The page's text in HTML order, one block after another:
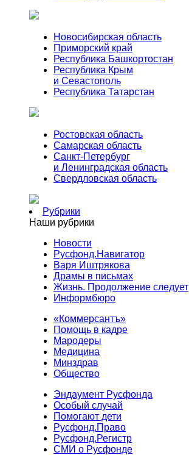
Новосибирская область
Приморский край
Республика Башкортостан
Республика Крым
и Севастополь
Республика Татарстан
Ростовская область
Самарская область
Санкт-Петербург
и Ленинградская область
Свердловская область
Рубрики
Наши рубрики
Новости
Русфонд.Навигатор
Варя Иштрякова
Драмы в письмах
Жизнь. Продолжение следует
Информбюро
«Коммерсантъ»
Помощь в кадре
Мародеры
Медицина
Минздрав
Общество
Эндаумент Русфонда
Особый случай
Помогают дети
Русфонд.Право
Русфонд.Регистр
СМИ о Русфонде